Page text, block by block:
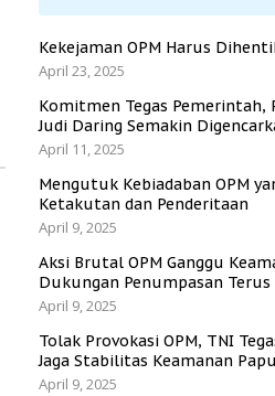
Kekejaman OPM Harus
April 23, 2025
Komitmen Tegas Pemerintah,
Judi Daring Semakin
April 11, 2025
Mengutuk Kebiadaban OPM
Ketakutan dan Penderitaan
April 9, 2025
Aksi Brutal OPM Ganggu
Dukungan Penumpasan
April 9, 2025
Tolak Provokasi OPM, TNI
Jaga Stabilitas Keamanan
April 9, 2025